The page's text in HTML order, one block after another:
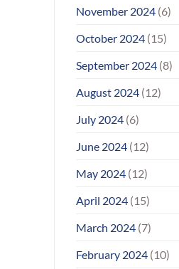
November 2024 (6)
October 2024 (15)
September 2024 (8)
August 2024 (12)
July 2024 (6)
June 2024 (12)
May 2024 (12)
April 2024 (15)
March 2024 (7)
February 2024 (10)